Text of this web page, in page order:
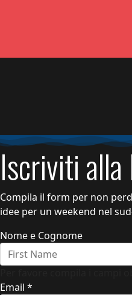
Iscriviti
Compila il form per non
idee per un weekend nel
Nome e Cognome
Email *